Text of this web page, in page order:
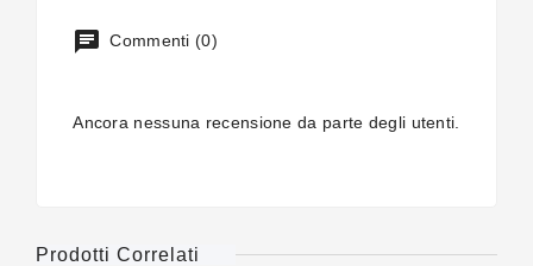
Commenti (0)
Ancora nessuna recensione da parte degli utenti.
Prodotti Correlati